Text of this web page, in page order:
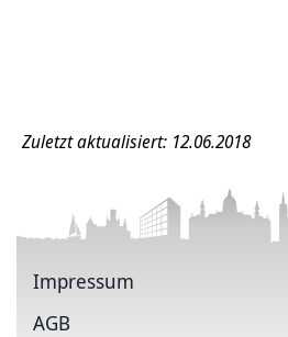
Zuletzt aktualisiert: 12.06.2018
Impressum
AGB